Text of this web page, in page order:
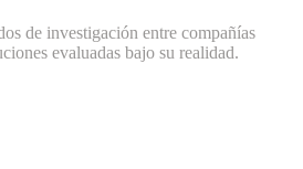
de investigación entre compañías
evaluadas bajo su realidad.